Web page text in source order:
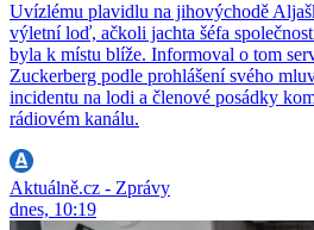
Uvízlému plavidlu na jihovýchodě
výletní loď, ačkoli jachta šéfa
byla k místu blíže. Informoval o tom
Zuckerberg podle prohlášení svého
incidentu na lodi a členové posádky
rádiovém kanálu.
Aktuálně.cz - Zprávy
dnes, 10:19